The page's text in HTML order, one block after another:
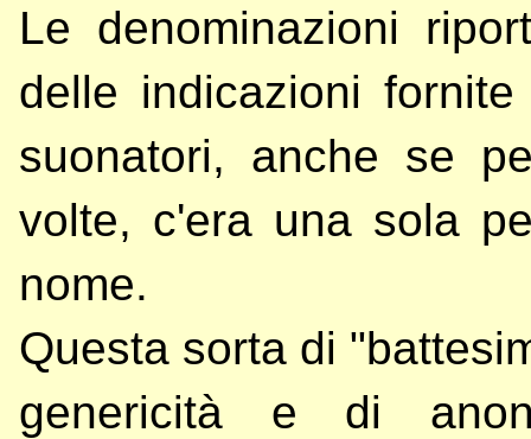
Le denominazioni
delle indicazioni
suonatori, anche se
volte, c'era una sola
nome.
Questa sorta di
genericità e di